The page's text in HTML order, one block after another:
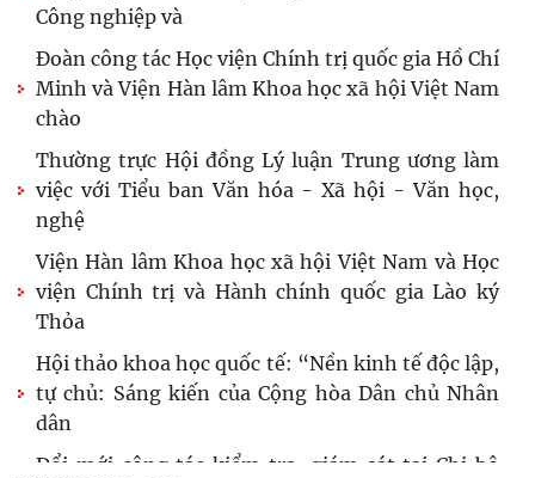
Công nghiệp và
Đoàn công tác Học viện Chính trị quốc gia Hồ Chí
Minh và Viện Hàn lâm Khoa học xã hội Việt Nam
chào
Thường trực Hội đồng Lý luận Trung ương làm
việc với Tiểu ban Văn hóa - Xã hội - Văn học,
nghệ
Viện Hàn lâm Khoa học xã hội Việt Nam và Học
viện Chính trị và Hành chính quốc gia Lào ký
Thỏa
Hội thảo khoa học quốc tế: “Nền kinh tế độc lập,
tự chủ: Sáng kiến của Cộng hòa Dân chủ Nhân
dân
Đổi mới công tác kiểm tra, giám sát tại Chi bộ